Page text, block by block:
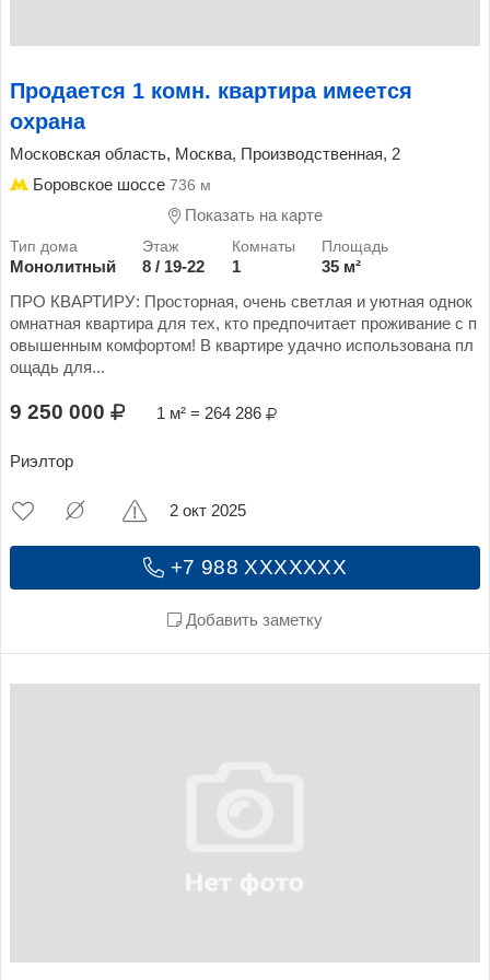
Продается 1 комн. квартира имеется
охрана
Московская область, Москва, Производственная, 2
Боровское шоссе 736 м
Показать на карте
Монолитный 8 / 19-22 1
35 м²
ПРО КВАРТИРУ: Просторная, очень светлая и уютная однок
омнатная квартира для тех, кто пpeдпочитает проживание с п
овышенным комфopтом! В квартире удачно использована пл
ощадь для...
9 250 000 1 м² = 264 286
Риэлтор
+7 988 XXXXXXX
Добавить заметку
2 окт 2025